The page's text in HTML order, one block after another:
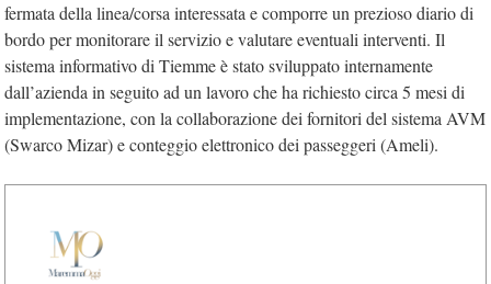
fermata della linea/corsa interessata e comporre un prezioso diario di
bordo per monitorare il servizio e valutare eventuali interventi. Il
sistema informativo di Tiemme è stato sviluppato internamente
dall’azienda in seguito ad un lavoro che ha richiesto circa 5 mesi di
implementazione, con la collaborazione dei fornitori del sistema AVM
(Swarco Mizar) e conteggio elettronico dei passeggeri (Ameli).